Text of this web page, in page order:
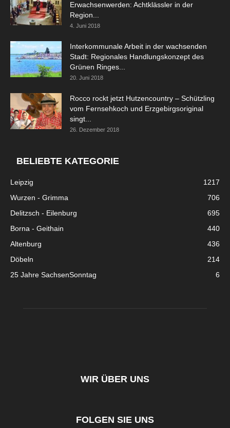
Erwachsenwerden: Achtklässler in der
Region...
4. Juni 2018
Interkommunale Arbeit in der wachsenden
Stadt: Regionales Handlungskonzept des
Grünen Ringes...
20. Juni 2018
Rocco rockt jetzt Hutzencountry – Schützling
vom Fernsehkoch und Erzgebirgsoriginal
singt...
26. Dezember 2018
BELIEBTE KATEGORIE
Leipzig
1217
Wurzen - Grimma
706
Delitzsch - Eilenburg
695
Borna - Geithain
440
Altenburg
436
Döbeln
214
25 Jahre SachsenSonntag
6
WIR ÜBER UNS
FOLGEN SIE UNS